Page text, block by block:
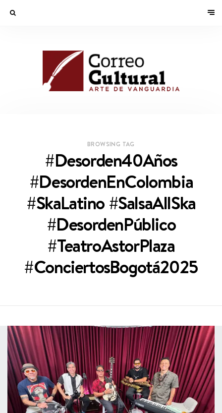
BROWSING TAG
#Desorden40Años
#DesordenEnColombia
#SkaLatino #SalsaAllSka
#DesordenPúblico
#TeatroAstorPlaza
#ConciertosBogotá2025